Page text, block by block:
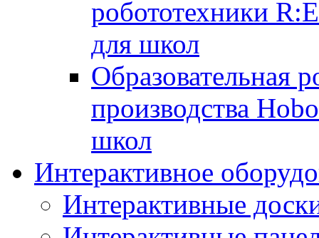
робототехники
для школ
Образовательная
производства
школ
Интерактивное
Интерактивные